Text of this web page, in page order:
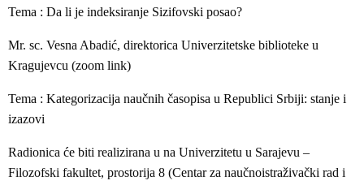
Tema : Da li je indeksiranje Sizifovski posao?
Mr. sc. Vesna Abadić, direktorica Univerzitetske biblioteke u
Kragujevcu (zoom link)
Tema : Kategorizacija naučnih časopisa u Republici Srbiji: stanje i
izazovi
Radionica će biti realizirana u na Univerzitetu u Sarajevu –
Filozofski fakultet, prostorija 8 (Centar za naučnoistraživački rad i